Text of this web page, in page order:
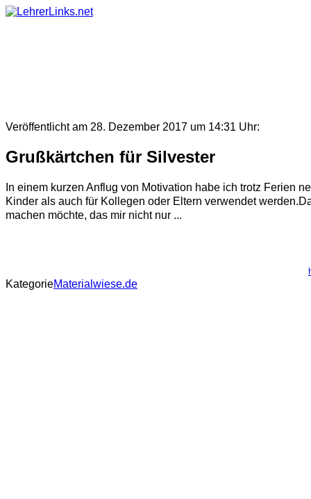
Skip
Veröffentlicht am 28. Dezember 2017 um 14:31 Uhr:
Grußkärtchen für Silvester
In einem kurzen Anflug von Motivation habe ich trotz Ferien
Kinder als auch für Kollegen oder Eltern verwendet
machen möchte, das mir nicht nur ...
KategorieMaterialwiese.de